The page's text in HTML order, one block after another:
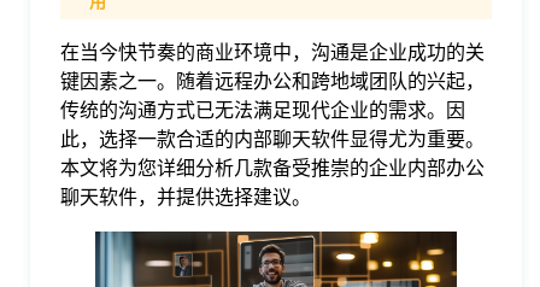
格
在当今快节奏的商业环境中，沟通是企业成功的关
键因素之一。随着远程办公和跨地域团队的兴起，
传统的沟通方式已无法满足现代企业的需求。因
此，选择一款合适的内部聊天软件显得尤为重要。
本文将为您详细分析几款备受推崇的企业内部办公
聊天软件，并提供选择建议。